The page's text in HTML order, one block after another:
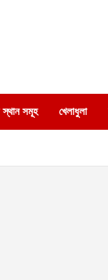
স্থান সমূহ খেলাধুলা